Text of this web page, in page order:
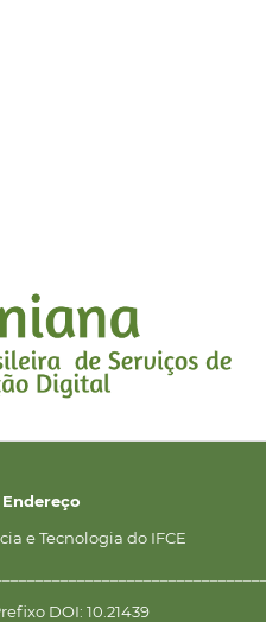
e Tecnologia do IFCE
DOI: 10.21439